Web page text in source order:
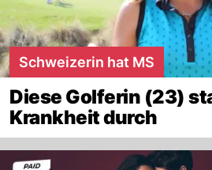
Schweizerin hat MS
Diese Golferin (23)
Krankheit durch